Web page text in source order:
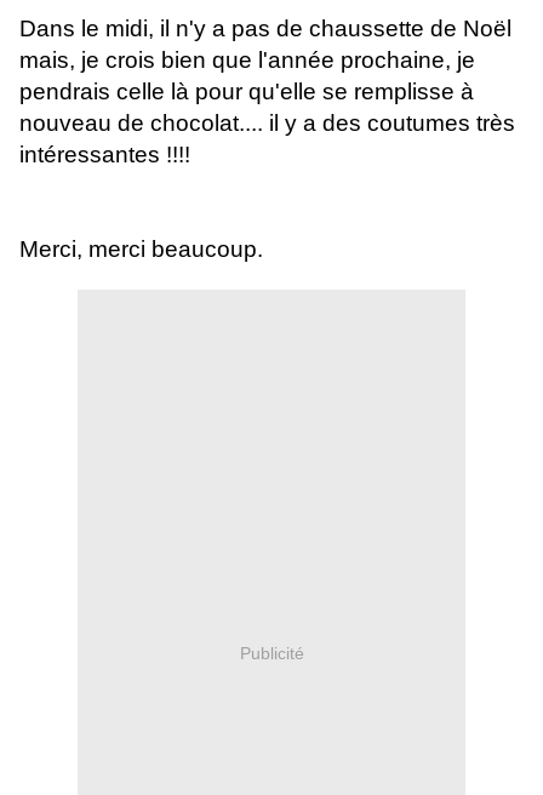
Dans le midi, il n'y a pas de chaussette de Noël
mais, je crois bien que l'année prochaine, je
pendrais celle là pour qu'elle se remplisse à
nouveau de chocolat.... il y a des coutumes très
intéressantes !!!!
Merci, merci beaucoup.
Publicité